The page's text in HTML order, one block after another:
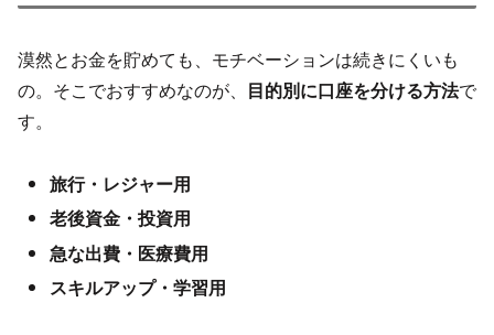
漠然とお金を貯めても、モチベーションは続きにくいも
の。そこでおすすめなのが、 目的別に口座を分ける方法で
す。
旅行・レジャー用
老後資金・投資用
急な出費・医療費用
スキルアップ・学習用